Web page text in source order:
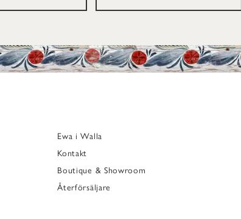
Ewa i Walla
Kontakt
Boutique & Showroom
Återförsäljare